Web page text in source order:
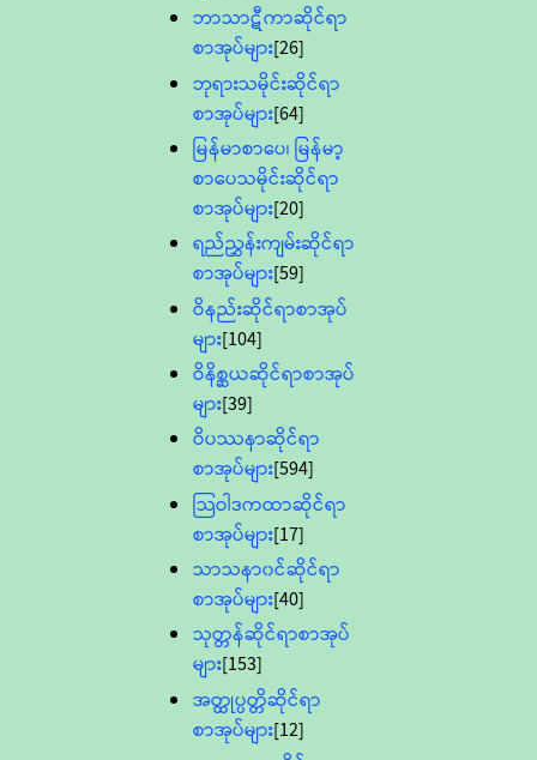
ဘာသာဋီကာဆိုင်ရာ
စာအုပ်များ[26]
ဘုရားသမိုင်းဆိုင်ရာ
စာအုပ်များ[64]
မြန်မာစာပေ၊ မြန်မာ့
စာပေသမိုင်းဆိုင်ရာ
စာအုပ်များ[20]
ရည်ညွှန်းကျမ်းဆိုင်ရာ
စာအုပ်များ[59]
ဝိနည်းဆိုင်ရာစာအုပ်
များ[104]
ဝိနိစ္ဆယဆိုင်ရာစာအုပ်
များ[39]
ဝိပဿနာဆိုင်ရာ
စာအုပ်များ[594]
သြဝါဒကထာဆိုင်ရာ
စာအုပ်များ[17]
သာသနာ၀င်ဆိုင်ရာ
စာအုပ်များ[40]
သုတ္တန်ဆိုင်ရာစာအုပ်
များ[153]
အတ္ထုပ္ပတ္တိဆိုင်ရာ
စာအုပ်များ[12]